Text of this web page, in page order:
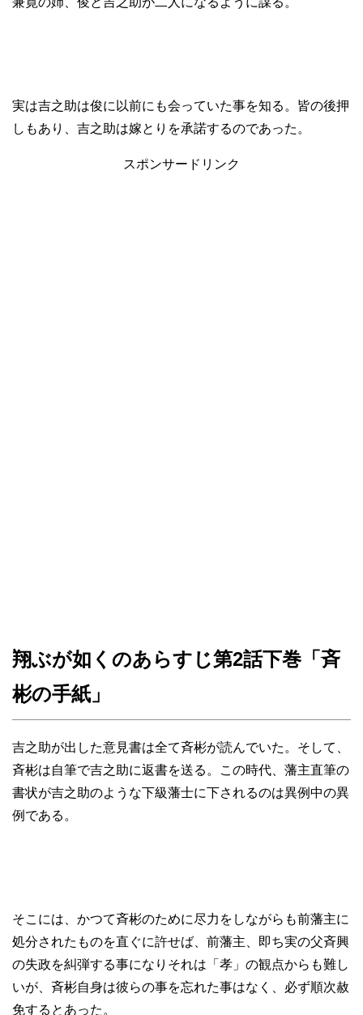
実は吉之助は俊に以前にも会っていた事を知る。皆の後押
しもあり、吉之助は嫁とりを承諾するのであった。
スポンサードリンク
翔ぶが如くのあらすじ第2話下巻「斉
彬の手紙」
吉之助が出した意見書は全て斉彬が読んでいた。そして、
斉彬は自筆で吉之助に返書を送る。この時代、藩主直筆の
書状が吉之助のような下級藩士に下されるのは異例中の異
例である。
そこには、かつて斉彬のために尽力をしながらも前藩主に
処分されたものを直ぐに許せば、前藩主、即ち実の父斉興
の失政を糾弾する事になりそれは「孝」の観点からも難し
いが、斉彬自身は彼らの事を忘れた事はなく、必ず順次赦
免するとあった。